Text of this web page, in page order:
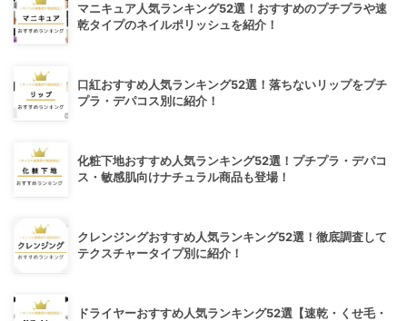
マニキュア人気ランキング52選！おすすめのプチプラや速
乾タイプのネイルポリッシュを紹介！
口紅おすすめ人気ランキング52選！落ちないリップをプチ
プラ・デパコス別に紹介！
化粧下地おすすめ人気ランキング52選！プチプラ・デパコ
ス・敏感肌向けナチュラル商品も登場！
クレンジングおすすめ人気ランキング52選！徹底調査して
テクスチャータイプ別に紹介！
ドライヤーおすすめ人気ランキング52選【速乾・くせ毛・